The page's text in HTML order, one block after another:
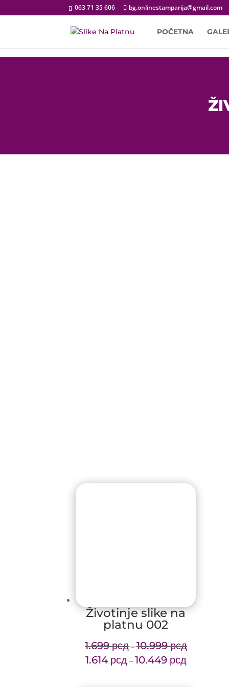
063 71 35 606 bg.onlinestamparija@gmail.com
POČETNA
Životinje slike na
platnu 002
1.699рсд – 10.999рсдPrice
1.614 рсд – 10.449 рсд